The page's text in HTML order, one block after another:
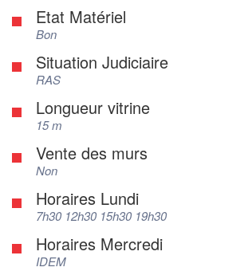
Etat Matériel
Bon
Situation Judiciaire
RAS
Longueur vitrine
15 m
Vente des murs
Non
Horaires Lundi
7h30 12h30 15h30 19h30
Horaires Mercredi
IDEM